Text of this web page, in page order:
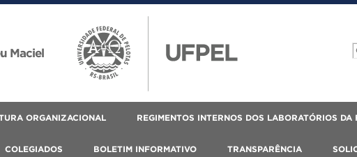
Maciel
ORGANIZACIONAL REGIMENTOS INTERNOS DOS LABORATÓRIOS DA
COLEGIADOS BOLETIM INFORMATIVO TRANSPARÊNCIA